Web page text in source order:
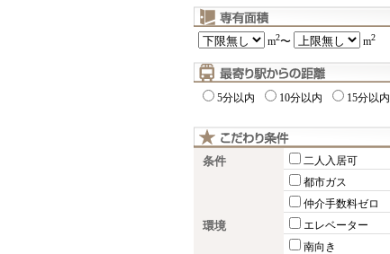
m2〜 m2
5分以内 10分以内 15分以内
条件 二人入居可
都市ガス
仲介手数料ゼロ
環境 エレベーター
南向き